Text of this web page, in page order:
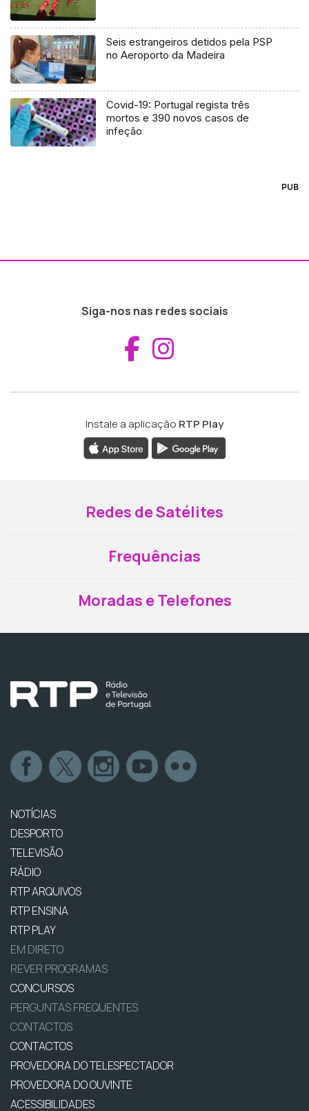
Seis estrangeiros detidos pela PSP
no Aeroporto da Madeira
Covid-19: Portugal regista três
mortos e 390 novos casos de
infeção
PUB
Siga-nos nas redes sociais
Aceder ao
Instale a aplicação RTP Play
Redes de Satélites
Frequências
Moradas e Telefones
NOTÍCIAS
DESPORTO
TELEVISÃO
RÁDIO
RTP ARQUIVOS
RTP ENSINA
RTP PLAY
EM DIRETO
REVER PROGRAMAS
CONCURSOS
PERGUNTAS FREQUENTES
CONTACTOS
CONTACTOS
PROVEDORA DO TELESPECTADOR
PROVEDORA DO OUVINTE
ACESSIBILIDADES